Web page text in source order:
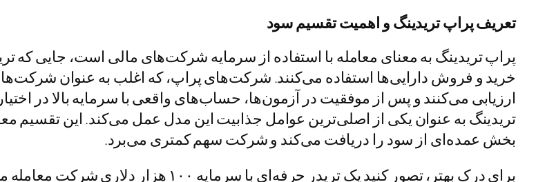
تعریف پراپ تریدینگ و اهمیت تقسیم سود
پراپ تریدینگ به معنای معامله با استفاده از سرمایه شرکت‌های مالی است، جایی
خرید و فروش دارایی‌ها استفاده می‌کنند. شرکت‌های پراپ، که اغلب به عنوان
ارزیابی می‌کنند و پس از موفقیت در آزمون‌ها، حساب‌های واقعی با سرمایه بالا در
تریدینگ به عنوان یکی از اصلی‌ترین عوامل جذابیت این مدل عمل می‌کند. این تقسیم
بخش عمده‌ای از سود را دریافت می‌کند و شرکت سهم کمتری می‌برد.